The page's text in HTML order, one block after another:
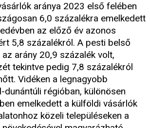
aránya 2023 első felében
6,0 százalékra emelkedett
az előző év azonos
5,8 százalékról. A pesti belső
arány 20,9 százalék volt,
tekintve pedig 7,8 százalékról
Vidéken a legnagyobb
dunántúli régióban, különösen
emelkedett a külföldi vásárlók
közeli településeken a